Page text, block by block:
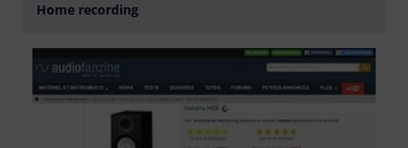
Home recording